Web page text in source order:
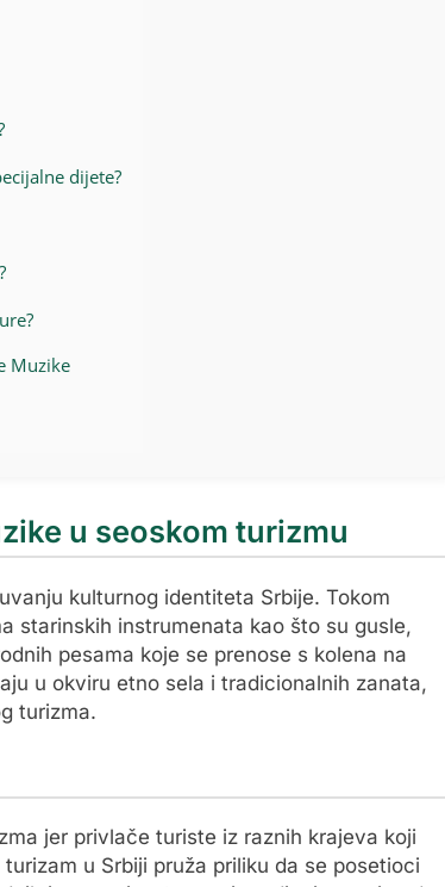
dijete?
Muzike
u seoskom turizmu
kulturnog identiteta Srbije. Tokom
starinskih instrumenata kao što su gusle,
pesama koje se prenose s kolena na
u okviru etno sela i tradicionalnih zanata,
turizma.
jer privlače turiste iz raznih krajeva koji
u Srbiji pruža priliku da se posetioci